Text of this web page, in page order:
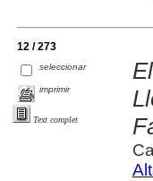
12 / 273
seleccionar
imprimir
Text complet